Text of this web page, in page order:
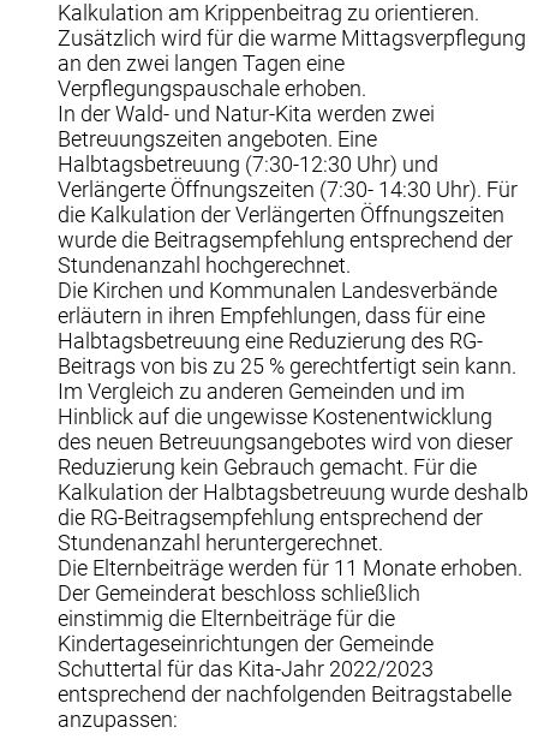
Kalkulation am Krippenbeitrag zu orientieren.
Zusätzlich wird für die warme Mittagsverpflegung
an den zwei langen Tagen eine
Verpflegungspauschale erhoben.
In der Wald- und Natur-Kita werden zwei
Betreuungszeiten angeboten. Eine
Halbtagsbetreuung (7:30-12:30 Uhr) und
Verlängerte Öffnungszeiten (7:30- 14:30 Uhr). Für
die Kalkulation der Verlängerten Öffnungszeiten
wurde die Beitragsempfehlung entsprechend der
Stundenanzahl hochgerechnet.
Die Kirchen und Kommunalen Landesverbände
erläutern in ihren Empfehlungen, dass für eine
Halbtagsbetreuung eine Reduzierung des RG-
Beitrags von bis zu 25 % gerechtfertigt sein kann.
Im Vergleich zu anderen Gemeinden und im
Hinblick auf die ungewisse Kostenentwicklung
des neuen Betreuungsangebotes wird von dieser
Reduzierung kein Gebrauch gemacht. Für die
Kalkulation der Halbtagsbetreuung wurde deshalb
die RG-Beitragsempfehlung entsprechend der
Stundenanzahl heruntergerechnet.
Die Elternbeiträge werden für 11 Monate erhoben.
Der Gemeinderat beschloss schließlich
einstimmig die Elternbeiträge für die
Kindertageseinrichtungen der Gemeinde
Schuttertal für das Kita-Jahr 2022/2023
entsprechend der nachfolgenden Beitragstabelle
anzupassen: